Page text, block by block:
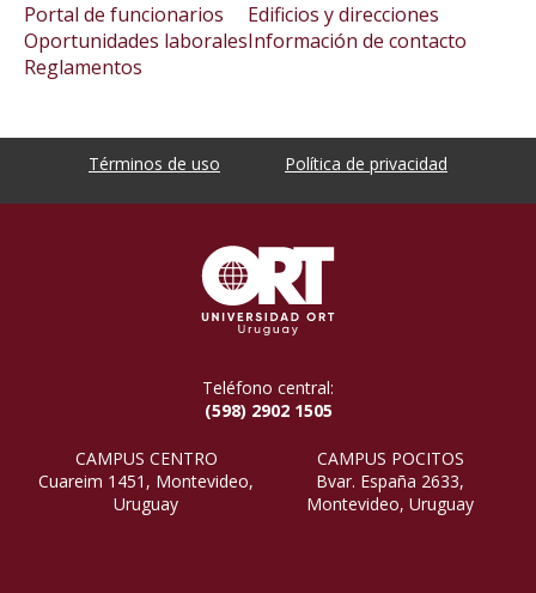
Portal de funcionarios
Oportunidades laborales
Reglamentos
Edificios y direcciones
Información de contacto
Términos de uso Política de privacidad
Teléfono central:
(598) 2902 1505
CAMPUS CENTRO
Cuareim 1451, Montevideo,
Uruguay
CAMPUS POCITOS
Bvar. España 2633,
Montevideo, Uruguay